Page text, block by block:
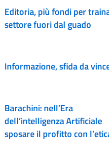
Editoria, più fondi per
settore fuori dal guado
Informazione, sfida da
Barachini: nell’Era
dell’intelligenza Artificiale
sposare il profitto con